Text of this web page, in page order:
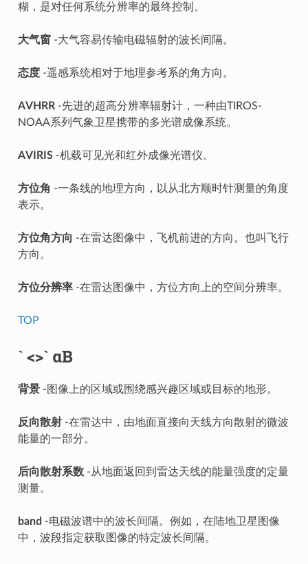
糊，是对任何系统分辨率的最终控制。
大气窗-大气容易传输电磁辐射的波长间隔。
态度-遥感系统相对于地理参考系的角方向。
AVHRR-先进的超高分辨率辐射计，一种由TIROS-
NOAA系列气象卫星携带的多光谱成像系统。
AVIRIS-机载可见光和红外成像光谱仪。
方位角 -一条线的地理方向，以从北方顺时针测量的角度
表示。
方位角方向 -在雷达图像中，飞机前进的方向。也叫飞行
方向。
方位分辨率-在雷达图像中，方位方向上的空间分辨率。
TOP
` <>` αB
背景-图像上的区域或围绕感兴趣区域或目标的地形。
反向散射-在雷达中，由地面直接向天线方向散射的微波
能量的一部分。
后向散射系数-从地面返回到雷达天线的能量强度的定量
测量。
band -电磁波谱中的波长间隔。例如，在陆地卫星图像
中，波段指定获取图像的特定波长间隔。